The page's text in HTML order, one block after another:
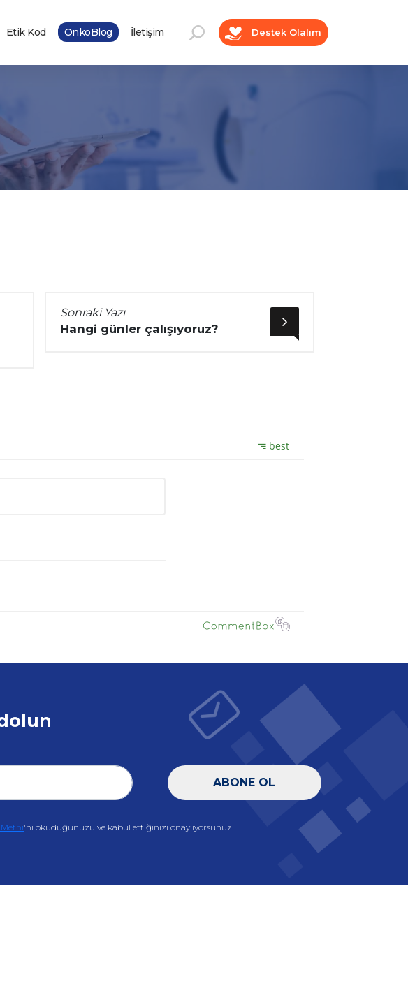
Etik Kod OnkoBlog İletişim Destek Olalım
Sonraki Yazı
Hangi günler çalışıyoruz?
ABONE OL
'ni okuduğunuzu ve kabul ettiğinizi onaylıyorsunuz!